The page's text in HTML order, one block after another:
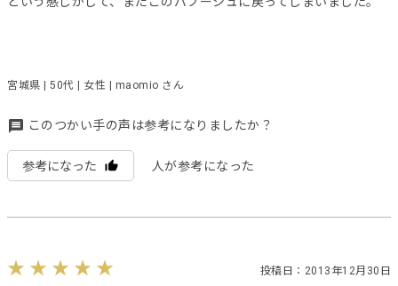
宮城県 | 50代 | 女性 | maomio さん
このつかい手の声は参考になりましたか？
参考になった 人が参考になった
投稿日：2013年12月30日